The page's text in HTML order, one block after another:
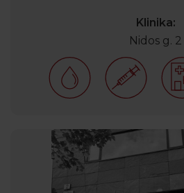
Klinika:
Nidos g. 2